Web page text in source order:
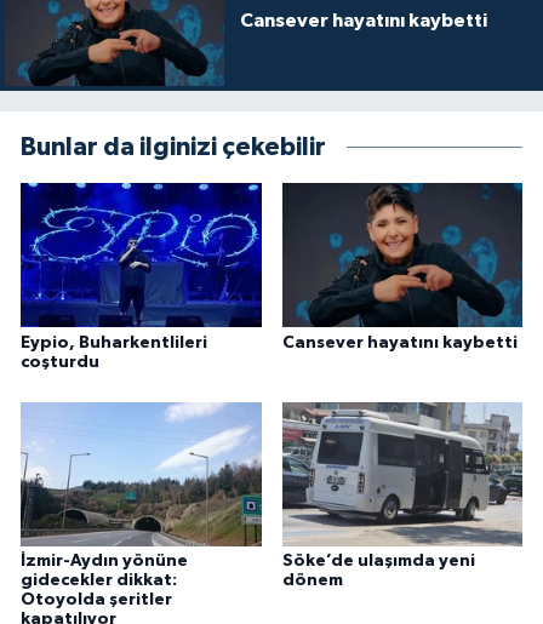
Cansever hayatını kaybetti
Bunlar da ilginizi çekebilir
Eypio, Buharkentlileri
coşturdu
Cansever hayatını kaybetti
İzmir-Aydın yönüne
gidecekler dikkat:
Otoyolda şeritler
kapatılıyor
Söke’de ulaşımda yeni
dönem